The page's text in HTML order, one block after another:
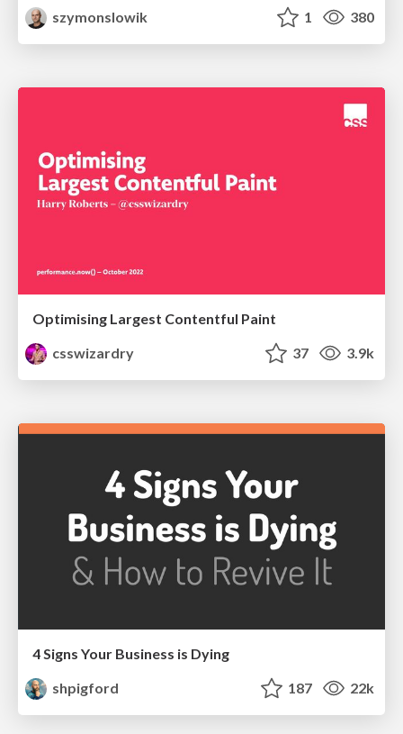
szymonslowik
1 380
Optimising Largest Contentful Paint
csswizardry
37 3.9k
4 Signs Your Business is Dying
shpigford
187 22k